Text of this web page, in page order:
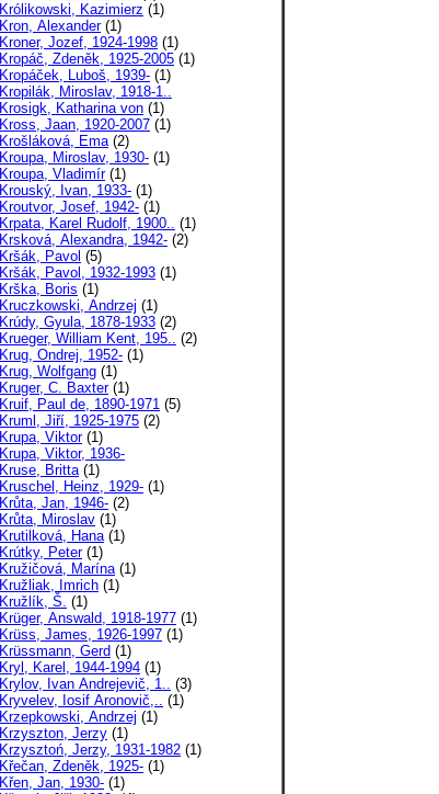
Królikowski, Kazimierz (1)
Kron, Alexander(1)
Kroner, Jozef, 1924-1998 (1)
Kropáč, Zdeněk, 1925-2005 (1)
Kropáček, Luboš, 1939- (1)
Kropilák, Miroslav, 1918-1..
Krosigk, Katharina von (1)
Kross, Jaan, 1920-2007 (1)
Krošláková, Ema(2)
Kroupa, Miroslav, 1930- (1)
Kroupa, Vladimír(1)
Krouský, Ivan, 1933- (1)
Kroutvor, Josef, 1942- (1)
Krpata, Karel Rudolf, 1900.. (1)
Krsková, Alexandra, 1942- (2)
Kršák, Pavol (5)
Kršák, Pavol, 1932-1993 (1)
Krška, Boris (1)
Kruczkowski, Andrzej (1)
Krúdy, Gyula, 1878-1933 (2)
Krueger, William Kent, 195.. (2)
Krug, Ondrej, 1952- (1)
Krug, Wolfgang (1)
Kruger, C. Baxter(1)
Kruif, Paul de, 1890-1971 (5)
Kruml, Jiří, 1925-1975 (2)
Krupa, Viktor(1)
Krupa, Viktor, 1936-
Kruse, Britta(1)
Kruschel, Heinz, 1929- (1)
Krůta, Jan, 1946- (2)
Krůta, Miroslav (1)
Krutilková, Hana(1)
Krútky, Peter(1)
Kružičová, Marína(1)
Kružliak, Imrich (1)
Kružlík, Š. (1)
Krüger, Answald, 1918-1977 (1)
Krüss, James, 1926-1997 (1)
Krüssmann, Gerd (1)
Kryl, Karel, 1944-1994 (1)
Krylov, Ivan Andrejevič, 1.. (3)
Kryvelev, Iosif Aronovič,.. (1)
Krzepkowski, Andrzej (1)
Krzyszton, Jerzy (1)
Krzysztoń, Jerzy, 1931-1982 (1)
Křečan, Zdeněk, 1925- (1)
Křen, Jan, 1930- (1)